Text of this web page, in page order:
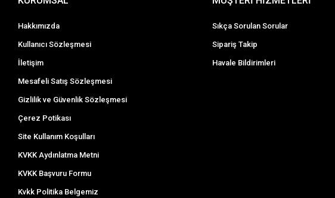
Hakkımızda
Kullanıcı Sözleşmesi
İletişim
Mesafeli Satış Sözleşmesi
Gizlilik ve Güvenlik Sözleşmesi
Çerez Potikası
Site Kullanım Koşulları
KVKK Aydınlatma Metni
KVKK Başvuru Formu
Kvkk Politika Belgemiz
Sıkça Sorulan Sorular
Sipariş Takip
Havale Bildirimleri